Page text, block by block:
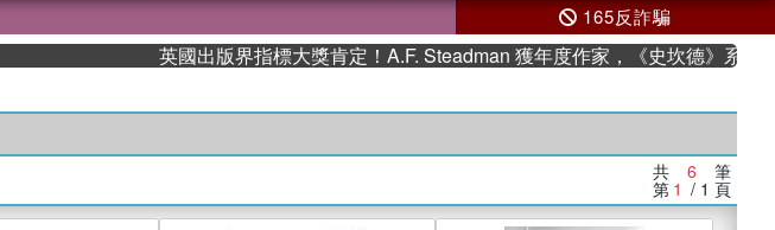
165反詐騙
英國出版界指標大獎肯定！A.F. Steadman 獲年度作家，《史坎德》系列帶你
共 6 筆
第 1 / 1 頁